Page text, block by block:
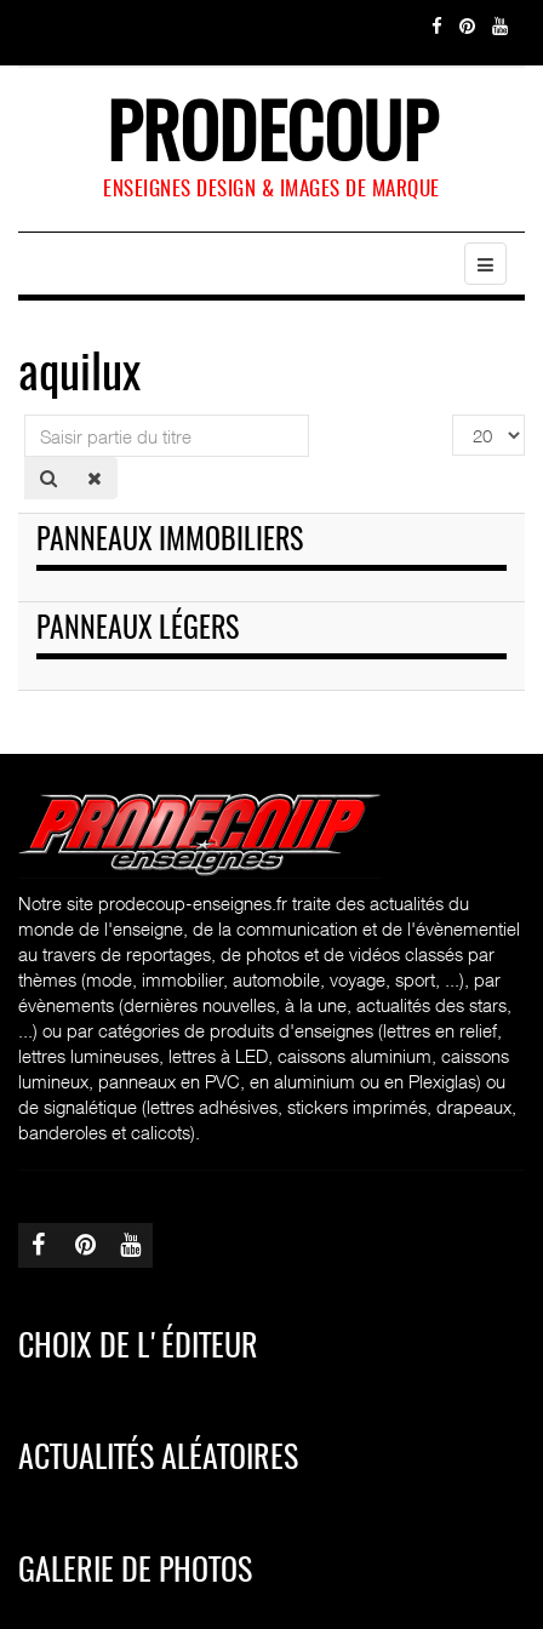
PRODECOUP
ENSEIGNES DESIGN & IMAGES DE MARQUE
aquilux
Saisir
partie
du
Affichage
#
PANNEAUX IMMOBILIERS
PANNEAUX LÉGERS
Notre site prodecoup-enseignes.fr traite des actualités du
monde de l'enseigne, de la communication et de l'évènementiel
au travers de reportages, de photos et de vidéos classés par
thèmes (mode, immobilier, automobile, voyage, sport, ...), par
évènements (dernières nouvelles, à la une, actualités des stars,
...) ou par catégories de produits d'enseignes (lettres en relief,
lettres lumineuses, lettres à LED, caissons aluminium, caissons
lumineux, panneaux en PVC, en aluminium ou en Plexiglas) ou
de signalétique (lettres adhésives, stickers imprimés, drapeaux,
banderoles et calicots).
CHOIX DE L'ÉDITEUR
ACTUALITÉS ALÉATOIRES
GALERIE DE PHOTOS